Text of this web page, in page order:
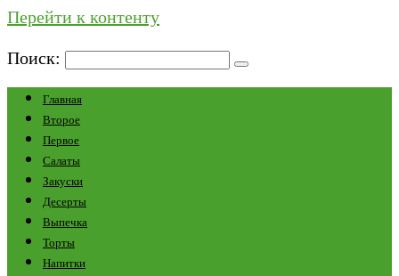
Перейти к контенту
Поиск:
Главная
Второе
Первое
Салаты
Закуски
Десерты
Выпечка
Торты
Напитки